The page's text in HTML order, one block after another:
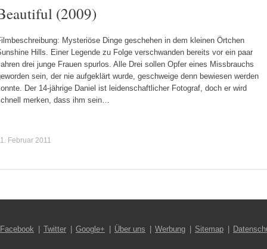
(2009)
Mysteriöse Dinge geschehen in dem kleinen Örtchen
Hills. Einer Legende zu Folge verschwanden bereits vor ein paar
drei junge Frauen spurlos. Alle Drei sollen Opfer eines Missbrauchs
sein, der nie aufgeklärt wurde, geschweige denn bewiesen werden
Der 14-jährige Daniel ist leidenschaftlicher Fotograf, doch er wird
merken, dass ihm sein…
Februar 2011
Facebook Twitter Google+ Über uns Werbung Sitemap